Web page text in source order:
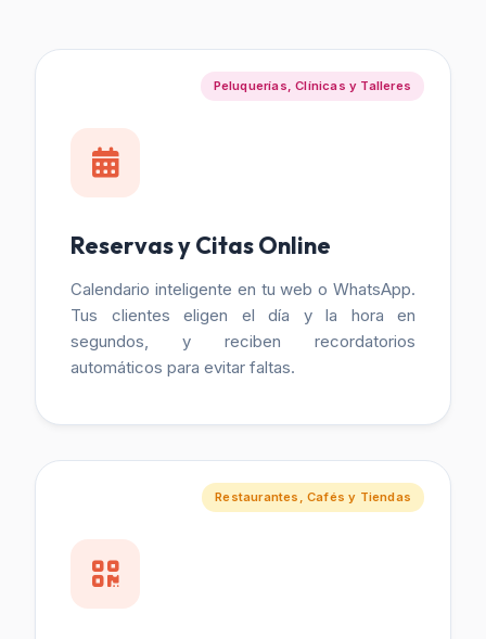
Peluquerías, Clínicas y Talleres
Reservas y Citas Online
Calendario inteligente en tu web o WhatsApp.
Tus clientes eligen el día y la hora en
segundos, y reciben recordatorios
automáticos para evitar faltas.
Restaurantes, Cafés y Tiendas